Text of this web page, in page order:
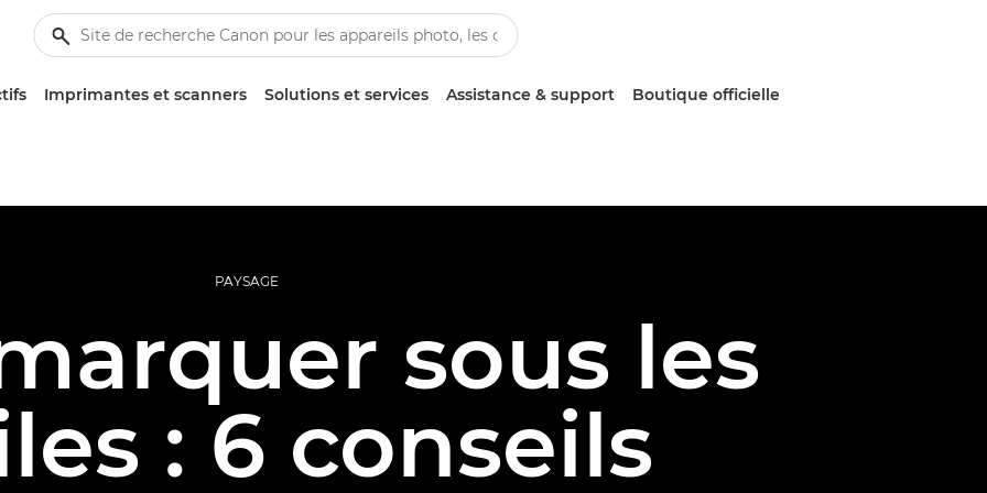
Imprimantes et scanners Solutions et services Assistance & support Boutique officielle
PAYSAGE
sous les
: 6 conseils